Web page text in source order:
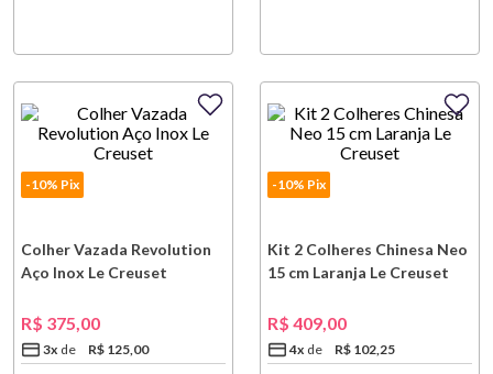
-10% Pix
Colher Vazada Revolution
Aço Inox Le Creuset
R$ 375,00
3x R$ 125,00
-10% Pix
Kit 2 Colheres Chinesa Neo
15 cm Laranja Le Creuset
R$ 409,00
4x R$ 102,25